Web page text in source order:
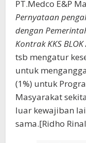
PT.Medco E&P
Pernyataan
dengan
Kontrak KKS
tsb mengatur
untuk
(1%) untuk
Masyarakat
luar kewajiban
sama.[Ridho